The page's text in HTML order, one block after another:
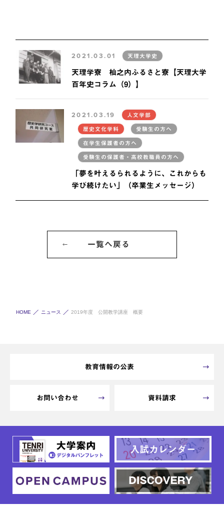
2021.03.01 天理大学史
天理学寮 杣之内ふるさと寮【天理大学
百年史コラム（9）】
2021.03.19 人文学部
歴史文化学科 受験生の方へ
在学生保護者の方へ
受験生の保護者・高校教職員の方へ
「夢を叶えるられるように、これからも
学び続けたい」（卒業生メッセージ）
一覧へ戻る
HOME ニュース 2019年度 公開教学講座 概要
教育情報の公表
お問い合わせ 資料請求